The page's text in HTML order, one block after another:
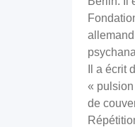
Il a
«
de